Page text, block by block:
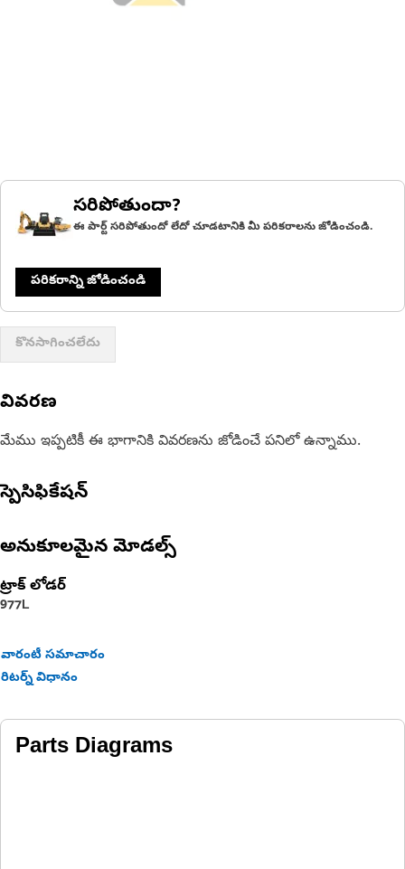
సరిపోతుందా?
ఈ పార్ట్ సరిపోతుందో లేదో చూడటానికి మీ పరికరాలను జోడించండి.
పరికరాన్ని జోడించండి
కొనసాగించలేదు
వివరణ
మేము ఇప్పటికీ ఈ భాగానికి వివరణను జోడించే పనిలో ఉన్నాము.
స్పెసిఫికేషన్
అనుకూలమైన మోడల్స్
ట్రాక్ లోడర్
977L
వారంటీ సమాచారం
రిటర్న్ విధానం
Parts Diagrams